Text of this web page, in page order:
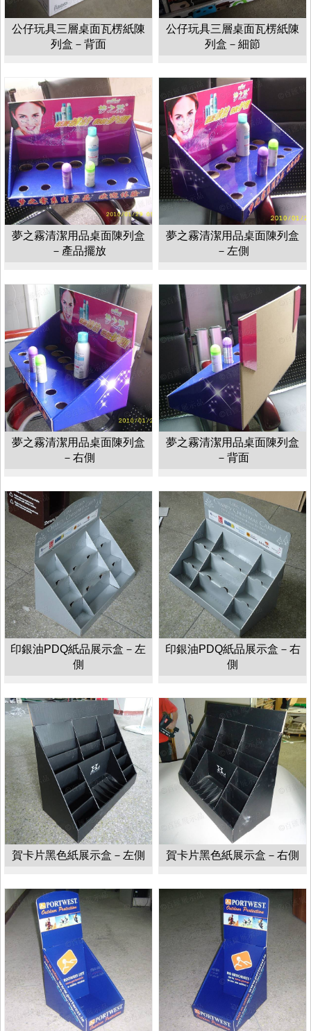
公仔玩具三層桌面瓦楞紙陳
列盒－背面
公仔玩具三層桌面瓦楞紙陳
列盒－細節
夢之霧清潔用品桌面陳列盒
－產品擺放
夢之霧清潔用品桌面陳列盒
－左側
夢之霧清潔用品桌面陳列盒
－右側
夢之霧清潔用品桌面陳列盒
－背面
印銀油PDQ紙品展示盒－左
側
印銀油PDQ紙品展示盒－右
側
賀卡片黑色紙展示盒－左側 賀卡片黑色紙展示盒－右側